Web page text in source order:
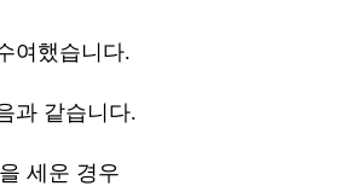
여했습니다.
과 같습니다.
세운 경우